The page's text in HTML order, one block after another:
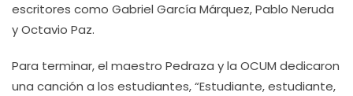
escritores como Gabriel García Márquez, Pablo Neruda
y Octavio Paz.
Para terminar, el maestro Pedraza y la OCUM dedicaron
una canción a los estudiantes, “Estudiante, estudiante,